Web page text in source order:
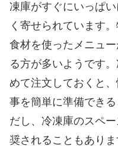
凍庫がすぐにいっぱ
く寄せられています
食材を使ったメニュ
る方が多いようです
めて注文しておくと
事を簡単に準備でき
だし、冷凍庫のスペ
奨されることもあり